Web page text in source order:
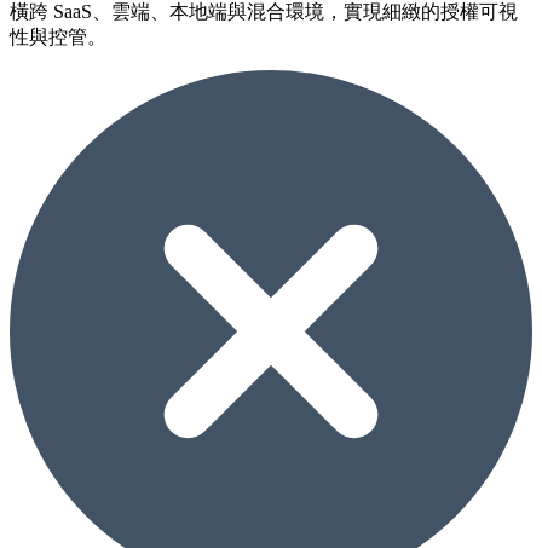
橫跨 SaaS、雲端、本地端與混合環境，實現細緻的授權可視
性與控管。